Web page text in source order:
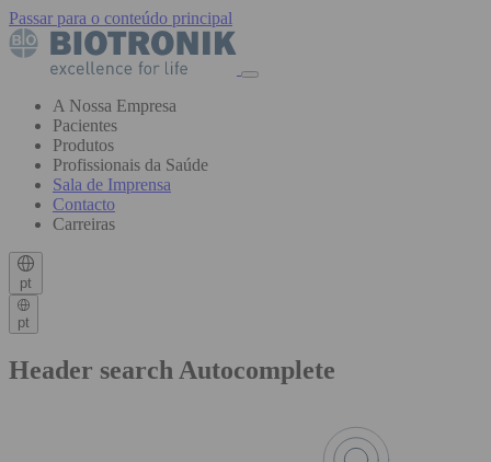
Passar para o conteúdo principal
A Nossa Empresa
Pacientes
Produtos
Profissionais da Saúde
Sala de Imprensa
Contacto
Carreiras
pt
pt
Header search Autocomplete